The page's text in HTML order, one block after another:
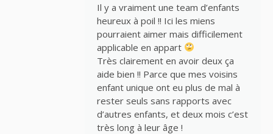
Il y a vraiment une team d’enfants
heureux à poil !! Ici les miens
pourraient aimer mais difficilement
applicable en appart
Très clairement en avoir deux ça
aide bien !! Parce que mes voisins
enfant unique ont eu plus de mal à
rester seuls sans rapports avec
d’autres enfants, et deux mois c’est
très long à leur âge !